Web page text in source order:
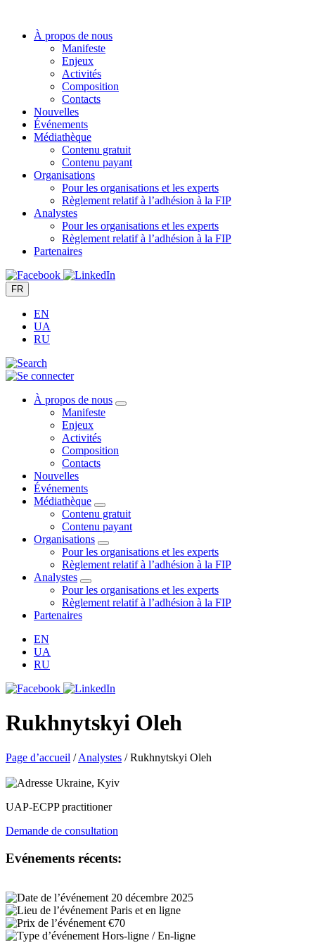
contenuÀ propos de nous
Manifeste
Enjeux
Activités
Composition
Contacts
Nouvelles
Événements
Médiathèque
Contenu gratuit
Contenu payant
Organisations
Pour les organisations et les experts
Règlement relatif à l’adhésion à la FIP
Analystes
Pour les organisations et les experts
Règlement relatif à l’adhésion à la FIP
Partenaires
FR
EN
UA
RU
À propos de nous
Manifeste
Enjeux
Activités
Composition
Contacts
Nouvelles
Événements
Médiathèque
Contenu gratuit
Contenu payant
Organisations
Pour les organisations et les experts
Règlement relatif à l’adhésion à la FIP
Analystes
Pour les organisations et les experts
Règlement relatif à l’adhésion à la FIP
Partenaires
EN
UA
RU
Rukhnytskyi Oleh
Page d’accueil /Analystes /Rukhnytskyi Oleh
Ukraine, Kyiv
UAP-ECPP practitioner
Demande de consultation
Evénements récents:
20 décembre 2025
Paris et en ligne
€70
Hors-ligne / En-ligne